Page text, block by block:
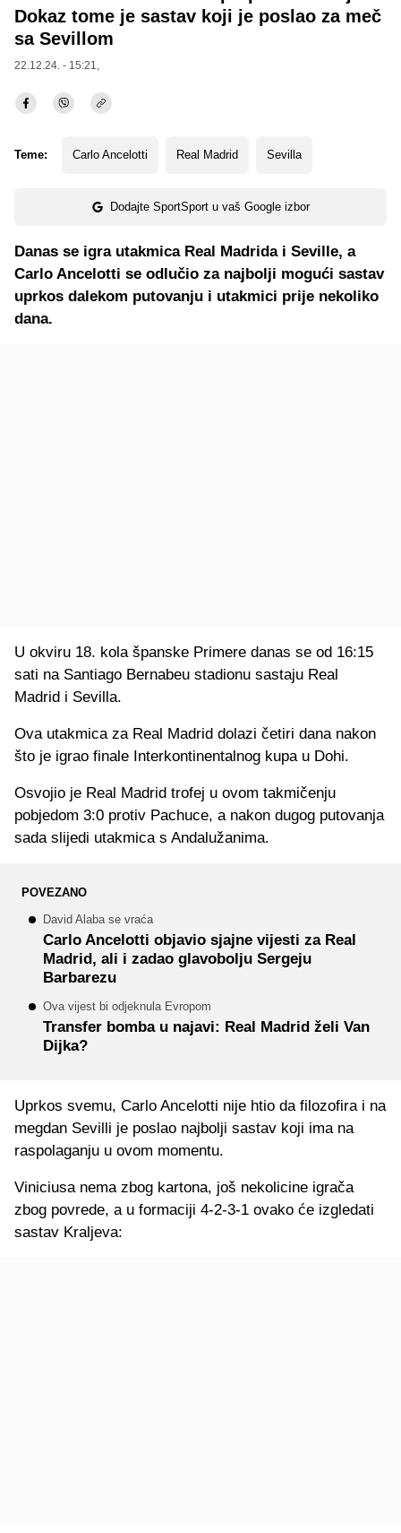
Dokaz tome je sastav koji je poslao za meč
sa Sevillom
22.12.24. - 15:21,
Teme: Carlo Ancelotti Real Madrid Sevilla
Dodajte SportSport u vaš Google izbor
Danas se igra utakmica Real Madrida i Seville, a
Carlo Ancelotti se odlučio za najbolji mogući sastav
uprkos dalekom putovanju i utakmici prije nekoliko
dana.
U okviru 18. kola španske Primere danas se od 16:15
sati na Santiago Bernabeu stadionu sastaju Real
Madrid i Sevilla.
Ova utakmica za Real Madrid dolazi četiri dana nakon
što je igrao finale Interkontinentalnog kupa u Dohi.
Osvojio je Real Madrid trofej u ovom takmičenju
pobjedom 3:0 protiv Pachuce, a nakon dugog putovanja
sada slijedi utakmica s Andalužanima.
POVEZANO
David Alaba se vraća
Carlo Ancelotti objavio sjajne vijesti za Real
Madrid, ali i zadao glavobolju Sergeju
Barbarezu
Ova vijest bi odjeknula Evropom
Transfer bomba u najavi: Real Madrid želi Van
Dijka?
Uprkos svemu, Carlo Ancelotti nije htio da filozofira i na
megdan Sevilli je poslao najbolji sastav koji ima na
raspolaganju u ovom momentu.
Viniciusa nema zbog kartona, još nekolicine igrača
zbog povrede, a u formaciji 4-2-3-1 ovako će izgledati
sastav Kraljeva: